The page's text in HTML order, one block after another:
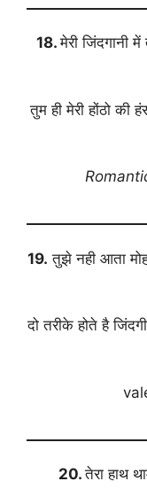
18.मेरी जिंदगानी
तुम ही मेरी होंठो की
19. तुझे नही आता
दो तरीके होते है
20.तेरा हाथ